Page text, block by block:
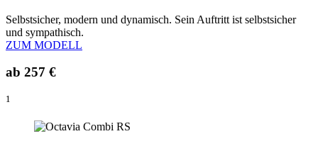
Selbstsicher, modern und dynamisch. Sein Auftritt ist selbstsicher
und sympathisch.
ZUM MODELL
ab 257 €
1